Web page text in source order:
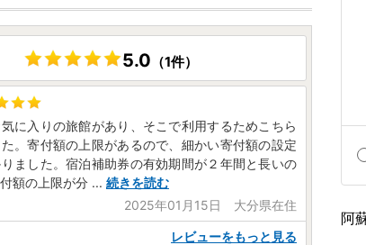
阿
5.0 （1件）
に入りの旅館があり、そこで利用するためこちら
。寄付額の上限があるので、細かい寄付額の設定
ました。宿泊補助券の有効期間が２年間と長いの
額の上限が分 ... 続きを読む
2025年01月15日 大分県在住
レビューをもっと見る